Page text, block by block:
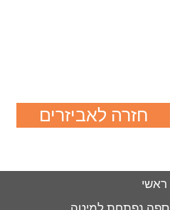
חזרה לאביזרים
ראשי